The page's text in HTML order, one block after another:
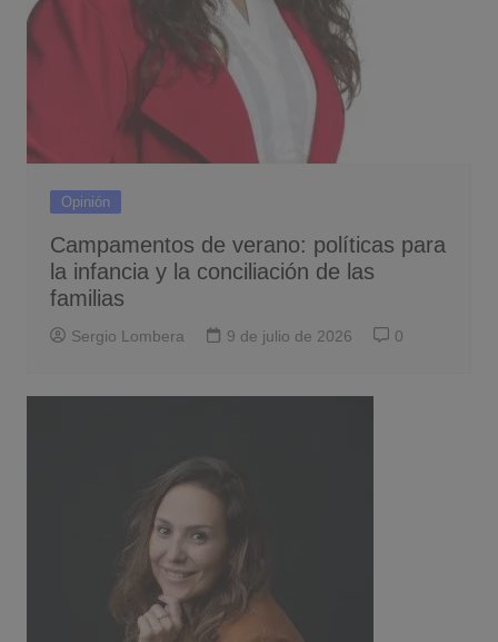
Opinión
Campamentos de verano: políticas para
la infancia y la conciliación de las
familias
Sergio Lombera 9 de julio de 2026 0